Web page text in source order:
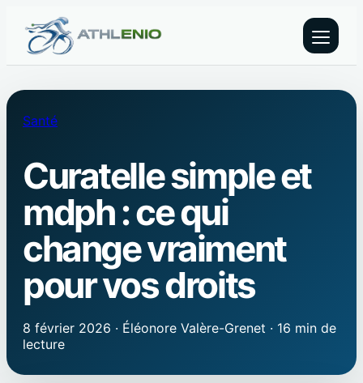
Santé
Curatelle simple et
mdph : ce qui
change vraiment
pour vos droits
8 février 2026 · Éléonore Valère-Grenet · 16 min de
lecture